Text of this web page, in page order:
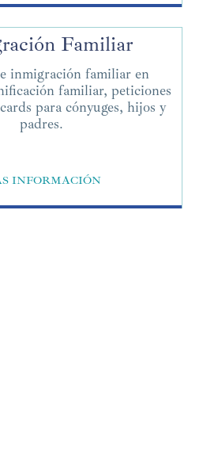
Familiar
inmigración familiar en
familiar, peticiones
para cónyuges, hijos y
padres.
INFORMACIÓN